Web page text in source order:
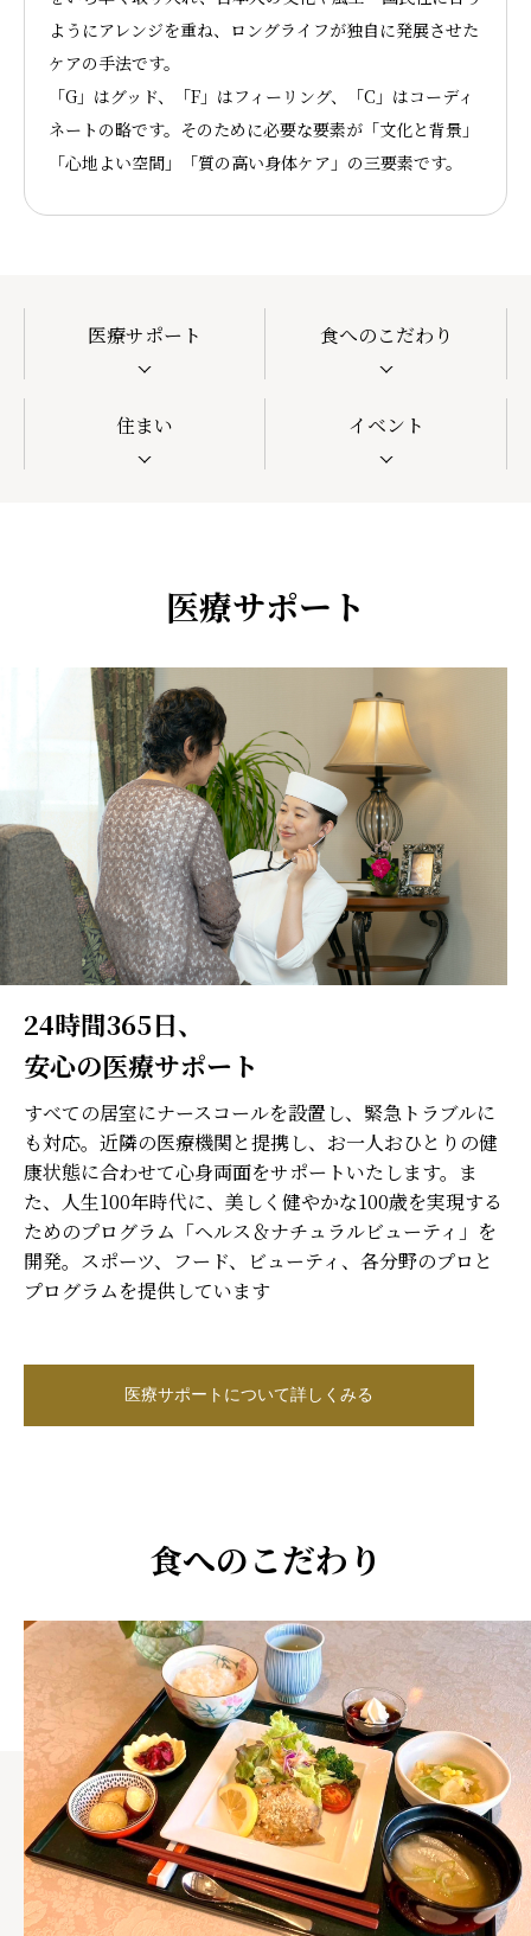
ようにアレンジを重ね、ロングライフが独自に発展させた
ケアの手法です。
「G」はグッド、「F」はフィーリング、「C」はコーディ
ネートの略です。そのために必要な要素が「文化と背景」
「心地よい空間」「質の高い身体ケア」の三要素です。
医療サポート 食へのこだわり
住まい イベント
医療サポート
24時間365日、
安心の医療サポート
すべての居室にナースコールを設置し、緊急トラブルに
も対応。近隣の医療機関と提携し、お一人おひとりの健
康状態に合わせて心身両面をサポートいたします。ま
た、人生100年時代に、美しく健やかな100歳を実現する
ためのプログラム「ヘルス＆ナチュラルビューティ」を
開発。スポーツ、フード、ビューティ、各分野のプロと
プログラムを提供しています
医療サポートについて詳しくみる
食へのこだわり